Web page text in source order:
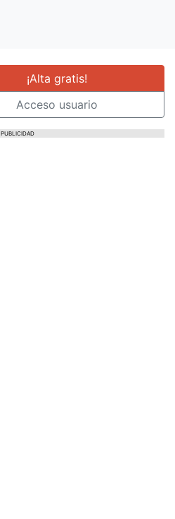
¡Alta gratis!
Acceso usuario
PUBLICIDAD